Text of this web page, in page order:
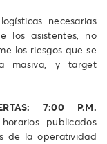
necesarias
los asistentes, no
los riesgos que se
masiva, y target
7:00 P.M.
publicados
de la operatividad